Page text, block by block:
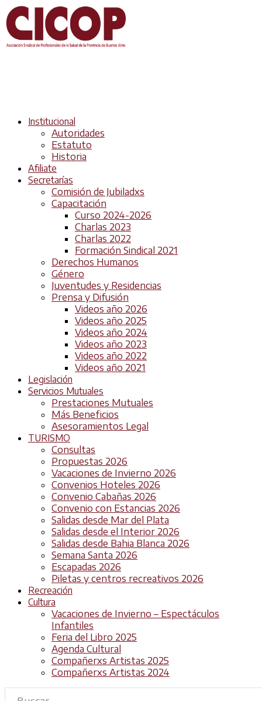
Institucional
Autoridades
Estatuto
Historia
Afiliate
Secretarías
Comisión de Jubiladxs
Capacitación
Curso 2024-2026
Charlas 2023
Charlas 2022
Formación Sindical 2021
Derechos Humanos
Género
Juventudes y Residencias
Prensa y Difusión
Videos año 2026
Videos año 2025
Videos año 2024
Videos año 2023
Videos año 2022
Videos año 2021
Legislación
Servicios Mutuales
Prestaciones Mutuales
Más Beneficios
Asesoramientos Legal
TURISMO
Consultas
Propuestas 2026
Vacaciones de Invierno 2026
Convenios Hoteles 2026
Convenio Cabañas 2026
Convenio con Estancias 2026
Salidas desde Mar del Plata
Salidas desde el Interior 2026
Salidas desde Bahia Blanca 2026
Semana Santa 2026
Escapadas 2026
Piletas y centros recreativos 2026
Recreación
Cultura
Vacaciones de Invierno – Espectáculos
Infantiles
Feria del Libro 2025
Agenda Cultural
Compañerxs Artistas 2025
Compañerxs Artistas 2024